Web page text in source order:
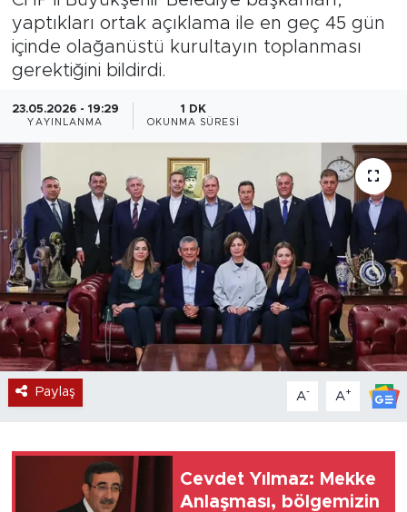
yaptıkları ortak açıklama ile en geç 45 gün
içinde olağanüstü kurultayın toplanması
gerektiğini bildirdi.
23.05.2026 - 19:29
YAYINLANMA
1 DK
OKUNMA SÜRESI
Paylaş A- A+
Cevdet Yılmaz: Mekke
Anlaşması, bölgemizin
Magazin
Özel Haber
Politika
Resmi İlanlar
Sağlık
Spor
Turizm